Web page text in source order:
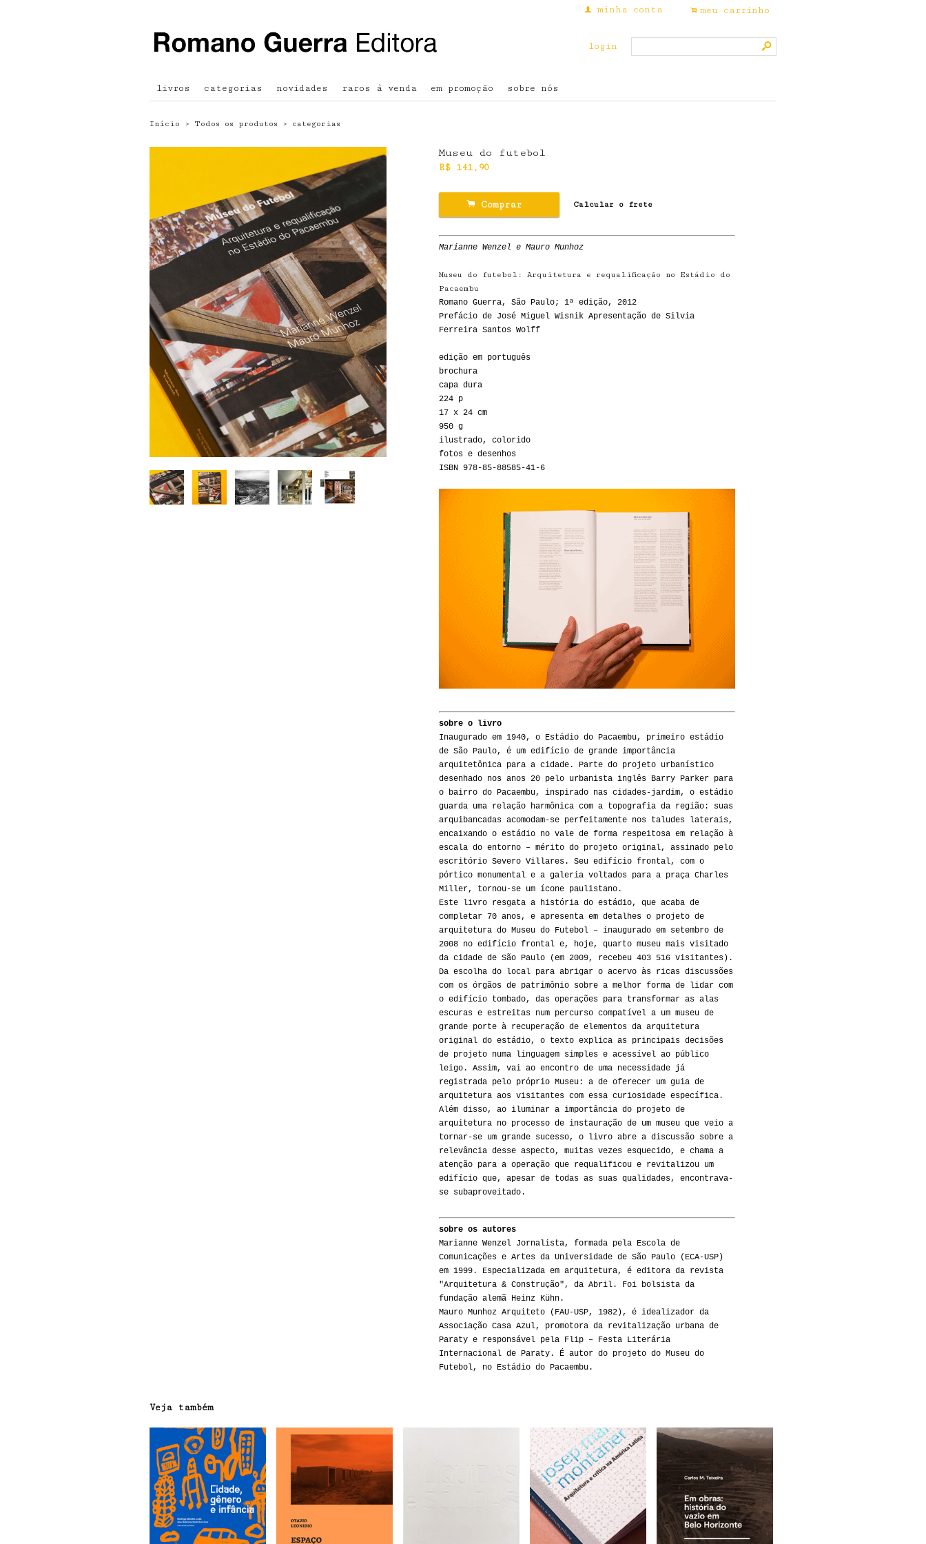
f minha conta . meu carrinho
login s
livros categorias novidades raros à venda em promoção sobre nós
Início › Todos os produtos › categorias
Museu do futebol
R$ 141,90
.Comprar Calcular o frete
Marianne Wenzel e Mauro Munhoz
Museu do futebol: Arquitetura e requalificação no Estádio do
Pacaembu
Romano Guerra, São Paulo; 1ª edição, 2012
Prefácio de José Miguel Wisnik Apresentação de Silvia
Ferreira Santos Wolff
edição em português
brochura
capa dura
224 p
17 x 24 cm
950 g
ilustrado, colorido
fotos e desenhos
ISBN 978-85-88585-41-6
sobre o livro
Inaugurado em 1940, o Estádio do Pacaembu, primeiro estádio
de São Paulo, é um edifício de grande importância
arquitetônica para a cidade. Parte do projeto urbanístico
desenhado nos anos 20 pelo urbanista inglês Barry Parker para
o bairro do Pacaembu, inspirado nas cidades-jardim, o estádio
guarda uma relação harmônica com a topografia da região: suas
arquibancadas acomodam-se perfeitamente nos taludes laterais,
encaixando o estádio no vale de forma respeitosa em relação à
escala do entorno – mérito do projeto original, assinado pelo
escritório Severo Villares. Seu edifício frontal, com o
pórtico monumental e a galeria voltados para a praça Charles
Miller, tornou-se um ícone paulistano.
Este livro resgata a história do estádio, que acaba de
completar 70 anos, e apresenta em detalhes o projeto de
arquitetura do Museu do Futebol – inaugurado em setembro de
2008 no edifício frontal e, hoje, quarto museu mais visitado
da cidade de São Paulo (em 2009, recebeu 403 516 visitantes).
Da escolha do local para abrigar o acervo às ricas discussões
com os órgãos de patrimônio sobre a melhor forma de lidar com
o edifício tombado, das operações para transformar as alas
escuras e estreitas num percurso compatível a um museu de
grande porte à recuperação de elementos da arquitetura
original do estádio, o texto explica as principais decisões
de projeto numa linguagem simples e acessível ao público
leigo. Assim, vai ao encontro de uma necessidade já
registrada pelo próprio Museu: a de oferecer um guia de
arquitetura aos visitantes com essa curiosidade específica.
Além disso, ao iluminar a importância do projeto de
arquitetura no processo de instauração de um museu que veio a
tornar-se um grande sucesso, o livro abre a discussão sobre a
relevância desse aspecto, muitas vezes esquecido, e chama a
atenção para a operação que requalificou e revitalizou um
edifício que, apesar de todas as suas qualidades, encontrava-
se subaproveitado.
sobre os autores
Marianne Wenzel Jornalista, formada pela Escola de
Comunicações e Artes da Universidade de São Paulo (ECA-USP)
em 1999. Especializada em arquitetura, é editora da revista
"Arquitetura & Construção", da Abril. Foi bolsista da
fundação alemã Heinz Kühn.
Mauro Munhoz Arquiteto (FAU-USP, 1982), é idealizador da
Associação Casa Azul, promotora da revitalização urbana de
Paraty e responsável pela Flip – Festa Literária
Internacional de Paraty. É autor do projeto do Museu do
Futebol, no Estádio do Pacaembu.
Veja também